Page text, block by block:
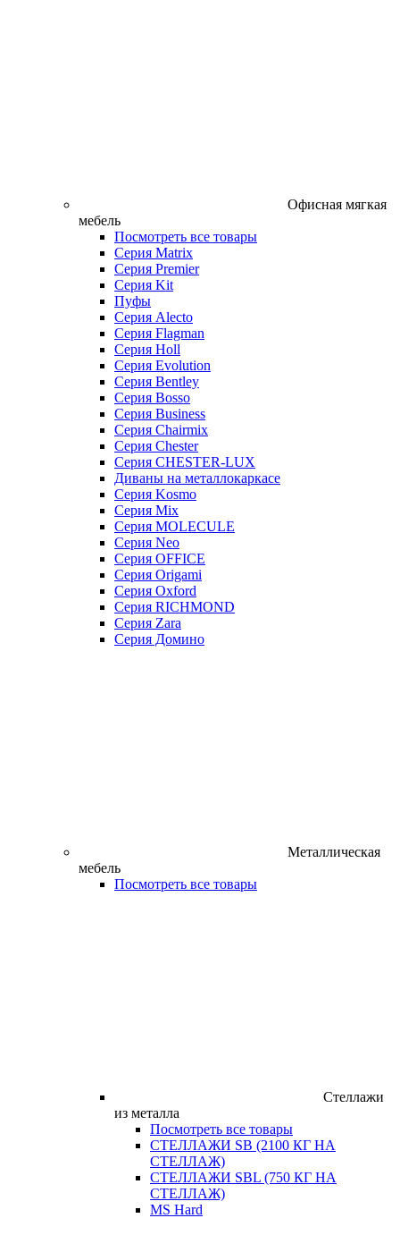
Офисная мягкая
мебель
Посмотреть все товары
Серия Matrix
Серия Premier
Серия Kit
Пуфы
Серия Alecto
Серия Flagman
Серия Holl
Серия Evolution
Серия Bentley
Серия Bosso
Серия Business
Серия Chairmix
Серия Chester
Серия CHESTER-LUX
Диваны на металлокаркасе
Серия Kosmo
Серия Mix
Серия MOLECULE
Серия Neo
Серия OFFICE
Серия Origami
Серия Oxford
Серия RICHMOND
Серия Zara
Серия Домино
Металлическая
мебель
Посмотреть все товары
Стеллажи
из металла
Посмотреть все товары
СТЕЛЛАЖИ SB (2100 КГ НА
СТЕЛЛАЖ)
СТЕЛЛАЖИ SBL (750 КГ НА
СТЕЛЛАЖ)
MS Hard